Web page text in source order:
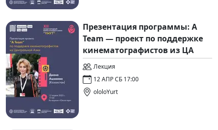
Презентация программы: A
Team — проект по поддержке
кинематографистов из ЦА
Лекция
12 АПР СБ 17:00
ololoYurt